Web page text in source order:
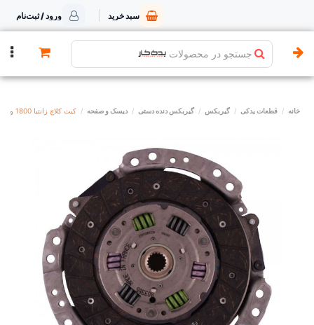
سبد خرید ورود / ثبت‌نام
جستجو در محصولات
خانه قطعات یدکی گیربکس گیربکس دنده دستی دیسک و صفحه کیت کلاچ زانتیا 1800 والئو لیبل گپکو